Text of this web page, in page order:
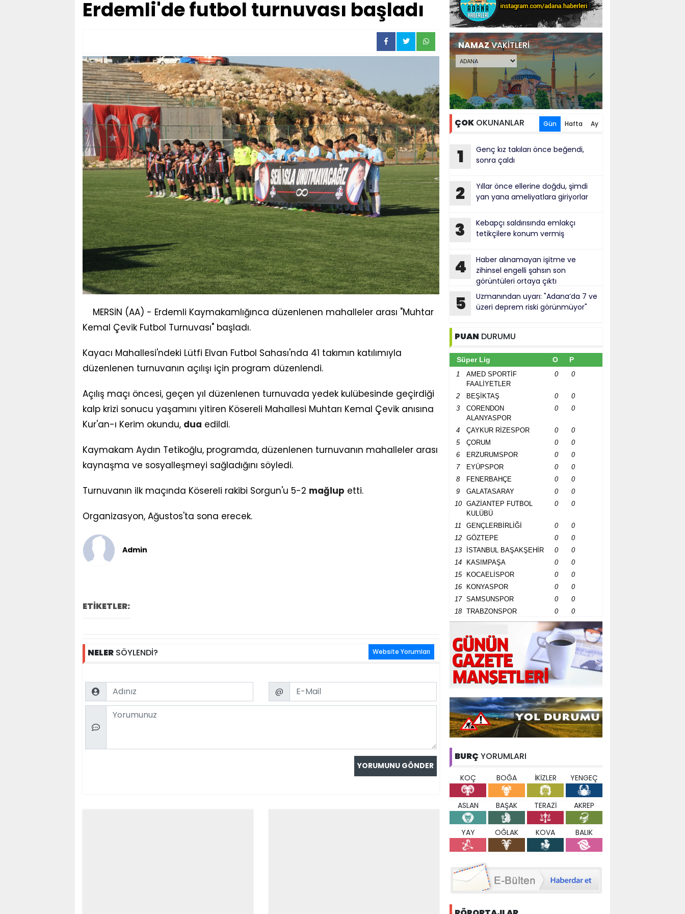
Erdemli'de futbol turnuvası başladı
MERSİN (AA) - Erdemli Kaymakamlığınca düzenlenen mahalleler arası "Muhtar
Kemal Çevik Futbol Turnuvası" başladı.
Kayacı Mahallesi'ndeki Lütfi Elvan Futbol Sahası'nda 41 takımın katılımıyla
düzenlenen turnuvanın açılışı için program düzenlendi.
Açılış maçı öncesi, geçen yıl düzenlenen turnuvada yedek kulübesinde geçirdiği
kalp krizi sonucu yaşamını yitiren Kösereli Mahallesi Muhtarı Kemal Çevik anısına
Kur'an-ı Kerim okundu, dua edildi.
Kaymakam Aydın Tetikoğlu, programda, düzenlenen turnuvanın mahalleler arası
kaynaşma ve sosyalleşmeyi sağladığını söyledi.
Turnuvanın ilk maçında Kösereli rakibi Sorgun'u 5-2 mağlup etti.
Organizasyon, Ağustos'ta sona erecek.
Admin
ETİKETLER:
NELER SÖYLENDİ? Website Yorumları
Name Email
@
Comment
NAMAZVAKİTLERİ
ÇOK OKUNANLAR Gün Hafta Ay
1
Genç kız takıları önce beğendi,
sonra çaldı
2
Yıllar önce ellerine doğdu, şimdi
yan yana ameliyatlara giriyorlar
3
Kebapçı saldırısında emlakçı
tetikçilere konum vermiş
4
Haber alınamayan işitme ve
zihinsel engelli şahsın son
görüntüleri ortaya çıktı
5
Uzmanından uyarı: "Adana’da 7 ve
üzeri deprem riski görünmüyor"
PUAN DURUMU
Süper Lig O P
1
AMED SPORTİF
FAALİYETLER
0 0
2 BEŞİKTAŞ 0
0
3
CORENDON
ALANYASPOR
0 0
4 ÇAYKUR RİZESPOR 0
0
5
ÇORUM 0
0
6
ERZURUMSPOR 0
0
7
EYÜPSPOR 0
0
8
FENERBAHÇE 0
0
9
GALATASARAY 0
0
10
GAZİANTEP FUTBOL
KULÜBÜ
0 0
11 GENÇLERBİRLİĞİ 0
0
12
GÖZTEPE 0
0
13
İSTANBUL BAŞAKŞEHİR 0
0
14
KASIMPAŞA 0
0
15
KOCAELİSPOR 0
0
16
KONYASPOR 0
0
17
SAMSUNSPOR 0
0
18
TRABZONSPOR 0 0
BURÇ YORUMLARI
KOÇ BOĞA İKİZLER YENGEÇ
ASLAN BAŞAK TERAZİ AKREP
YAY OĞLAK KOVA BALIK